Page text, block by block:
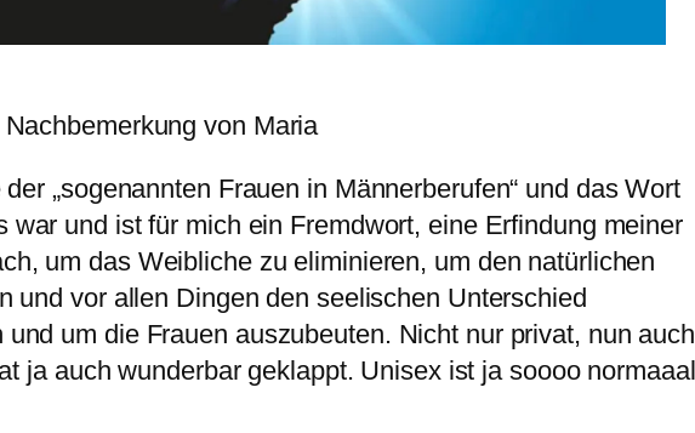
von Maria
„sogenannten Frauen in Männerberufen“ und das Wort
war und ist für mich ein Fremdwort, eine Erfindung meiner
um das Weibliche zu eliminieren, um den natürlichen
und vor allen Dingen den seelischen Unterschied
und um die Frauen auszubeuten. Nicht nur privat, nun auch
ja auch wunderbar geklappt. Unisex ist ja soooo normaaal